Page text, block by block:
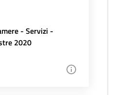
- Servizi -
2020